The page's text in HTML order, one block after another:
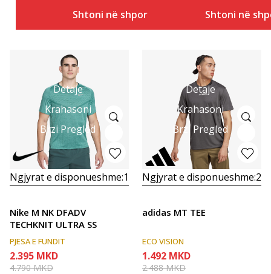
Shtoni në shportë Shtoni në
Detaje
Krahasoni
Brzi Pregled
Ngjyrat e disponueshme:1
Nike M NK DFADV
TECHKNIT ULTRA SS
PJESA E FUNDIT
2.395 MKD
4.790MKD
Detaje
Krahasoni
Brzi Pregled
Ngjyrat e disponueshme:2
adidas MT TEE
ECO VISION
1.492 MKD
2.488MKD